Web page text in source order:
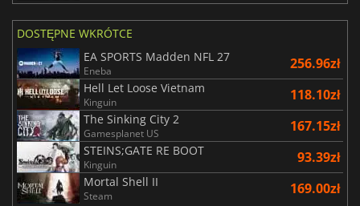
DOSTĘPNE WKRÓTCE
EA SPORTS Madden NFL 27
Eneba 256.96zł
Hell Let Loose Vietnam
Kinguin 118.10zł
The Sinking City 2
Gamesplanet US 167.15zł
STEINS;GATE RE BOOT
Kinguin 93.39zł
Mortal Shell II
Steam 169.00zł